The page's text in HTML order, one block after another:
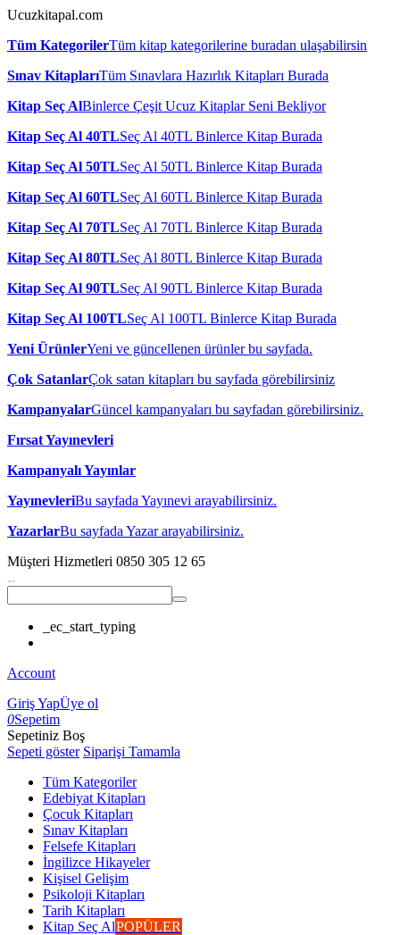
Ucuzkitapal.com
Tüm KategorilerTüm kitap kategorilerine buradan ulaşabilirsin
Sınav KitaplarıTüm Sınavlara Hazırlık Kitapları Burada
Kitap Seç AlBinlerce Çeşit Ucuz Kitaplar Seni Bekliyor
Kitap Seç Al 40TLSeç Al 40TL Binlerce Kitap Burada
Kitap Seç Al 50TLSeç Al 50TL Binlerce Kitap Burada
Kitap Seç Al 60TLSeç Al 60TL Binlerce Kitap Burada
Kitap Seç Al 70TLSeç Al 70TL Binlerce Kitap Burada
Kitap Seç Al 80TLSeç Al 80TL Binlerce Kitap Burada
Kitap Seç Al 90TLSeç Al 90TL Binlerce Kitap Burada
Kitap Seç Al 100TLSeç Al 100TL Binlerce Kitap Burada
Yeni ÜrünlerYeni ve güncellenen ürünler bu sayfada.
Çok SatanlarÇok satan kitapları bu sayfada görebilirsiniz
KampanyalarGüncel kampanyaları bu sayfadan görebilirsiniz.
Fırsat Yayınevleri
Kampanyalı Yayınlar
YayınevleriBu sayfada Yayınevi arayabilirsiniz.
YazarlarBu sayfada Yazar arayabilirsiniz.
Müşteri Hizmetleri 0850 305 12 65
_ec_start_typing
Account
Giriş YapÜye ol
0Sepetim
Sepetiniz Boş
Sepeti göster Siparişi Tamamla
Tüm Kategoriler
Edebiyat Kitapları
Çocuk Kitapları
Sınav Kitapları
Felsefe Kitapları
İngilizce Hikayeler
Kişisel Gelişim
Psikoloji Kitapları
Tarih Kitapları
Kitap Seç AlPOPÜLER